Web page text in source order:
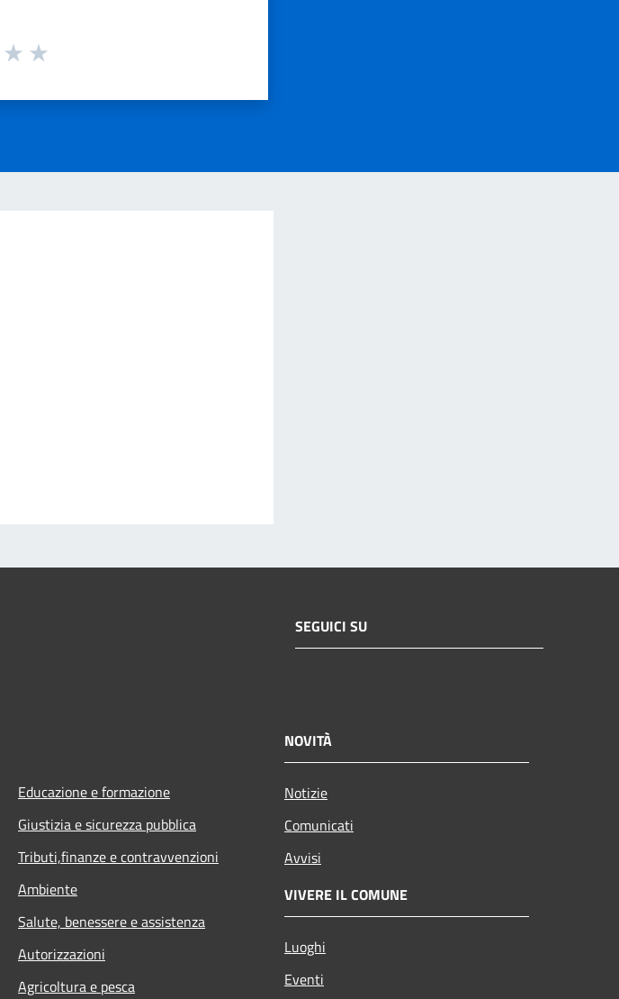
SEGUICI SU
Educazione e formazione
Giustizia e sicurezza pubblica
Tributi,finanze e contravvenzioni
Ambiente
Salute, benessere e assistenza
Autorizzazioni
Agricoltura e pesca
NOVITÀ
Notizie
Comunicati
Avvisi
VIVERE IL COMUNE
Luoghi
Eventi